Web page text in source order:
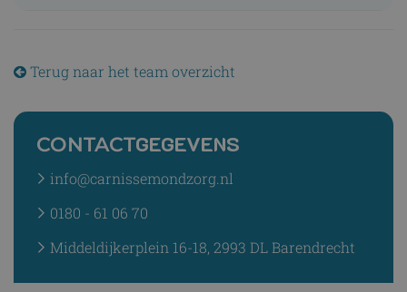
Terug naar het team overzicht
CONTACTGEGEVENS
info@carnissemondzorg.nl
0180 - 61 06 70
Middeldijkerplein 16-18, 2993 DL Barendrecht